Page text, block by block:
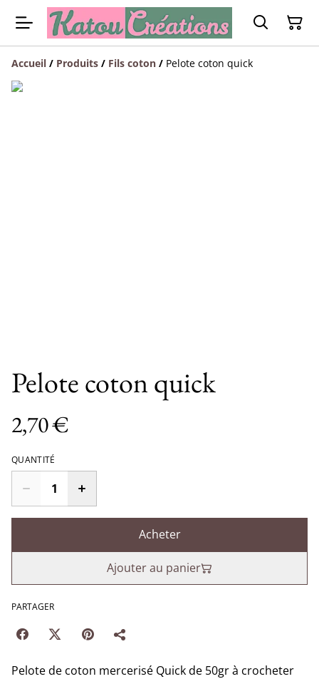
Accueil / Produits / Fils coton / Pelote coton quick
Pelote coton quick
2,70 €
QUANTITÉ
Acheter
Ajouter au panier
PARTAGER
Pelote de coton mercerisé Quick de 50gr à crocheter